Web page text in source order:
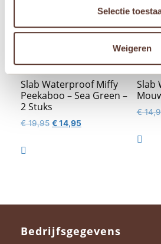
Selectie
Weigeren
Slab Waterproof Miffy
Peekaboo – Sea Green –
2 Stuks
€19,95 Oorspronkelijke
€14,95Huidige

Slab
€

Bedrijfsgegevens